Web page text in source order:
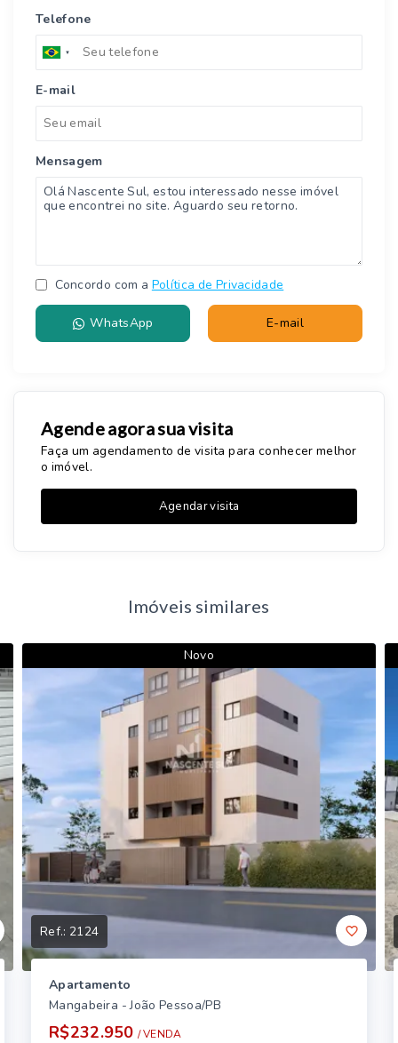
Telefone
E-mail
Mensagem
Concordo com a Política de Privacidade
WhatsApp E-mail
Agende agora sua visita
Faça um agendamento de visita para conhecer melhor
o imóvel.
Agendar visita
Imóveis similares
Novo
Ref.: 2124
Apartamento
Mangabeira - João Pessoa/PB
R$232.950 / VENDA